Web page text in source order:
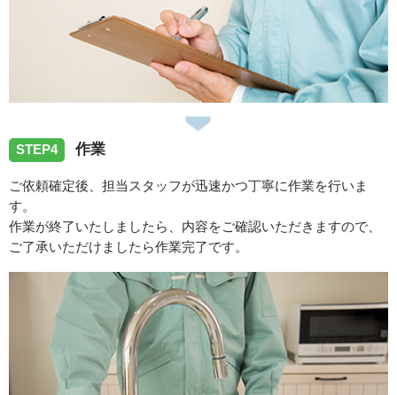
STEP4 作業
ご依頼確定後、担当スタッフが迅速かつ丁寧に作業を行いま
す。
作業が終了いたしましたら、内容をご確認いただきますので、
ご了承いただけましたら作業完了です。